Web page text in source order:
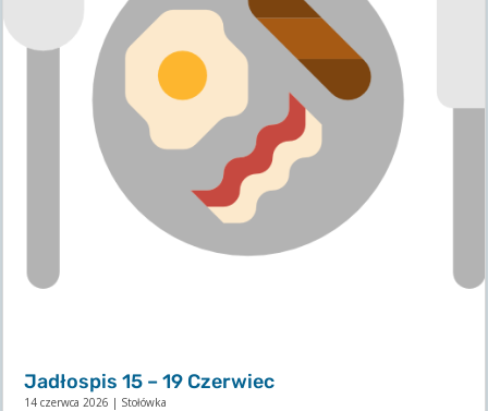
Jadłospis 15 – 19 Czerwiec
14 czerwca 2026 | Stołówka